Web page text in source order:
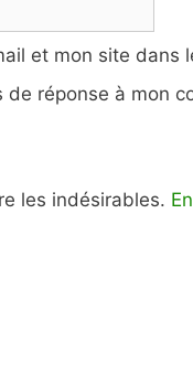
et mon site dans
réponse à mon
les indésirables.